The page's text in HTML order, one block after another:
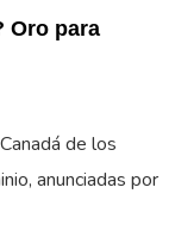
Oro para
de los
anunciadas por